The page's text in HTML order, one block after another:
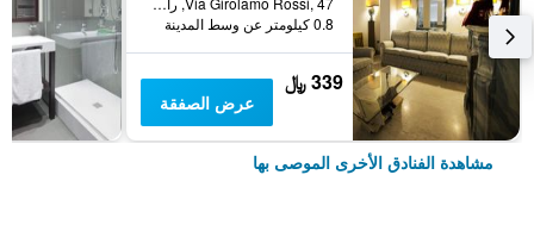
0.8 كيلومتر عن وسط المدينة
339 ﷼
عرض الصفقة
مشاهدة الفنادق الأخرى الموصى بها